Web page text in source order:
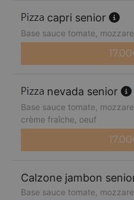
capri senior
Base sauce tomate,
17.00
nevada senior
Base sauce tomate,
crème fraîche, oeuf
17.00
Calzone jambon
Base sauce tomate,